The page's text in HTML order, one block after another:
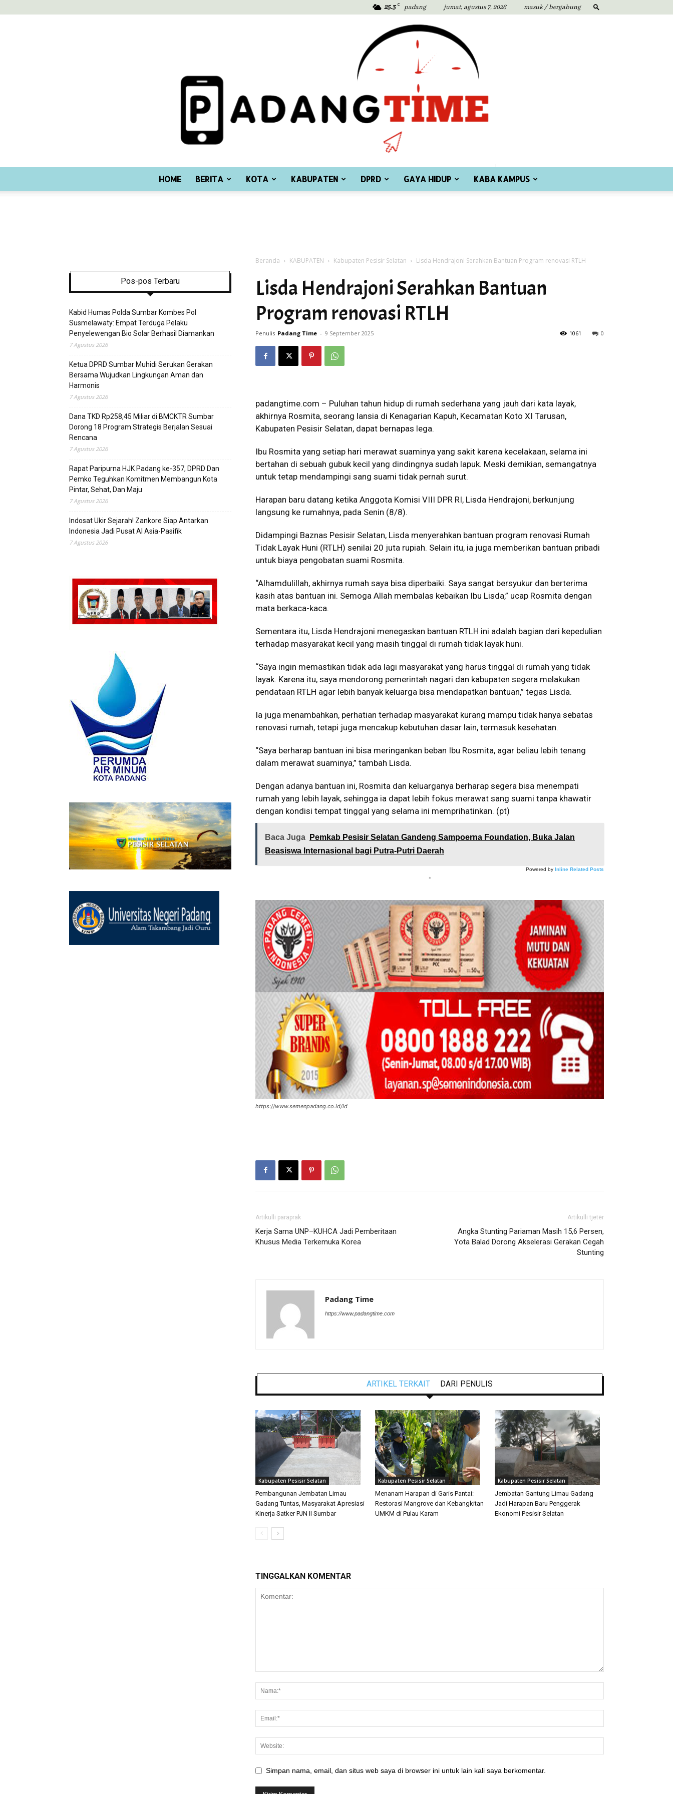
25.3 C padang jumat, agustus 7, 2026 masuk / bergabung
Time
HOME BERITA KOTA KABUPATEN DPRD GAYA HIDUP KABA KAMPUS
Beranda KABUPATEN Kabupaten Pesisir Selatan Lisda Hendrajoni Serahkan Bantuan Program renovasi RTLH
Lisda Hendrajoni Serahkan Bantuan
Program renovasi RTLH
Penulis Padang Time - 9 September 2025 0
1061
padangtime.com – Puluhan tahun hidup di rumah sederhana yang jauh dari kata layak,
akhirnya Rosmita, seorang lansia di Kenagarian Kapuh, Kecamatan Koto XI Tarusan,
Kabupaten Pesisir Selatan, dapat bernapas lega.
Ibu Rosmita yang setiap hari merawat suaminya yang sakit karena kecelakaan, selama ini
bertahan di sebuah gubuk kecil yang dindingnya sudah lapuk. Meski demikian, semangatnya
untuk tetap mendampingi sang suami tidak pernah surut.
Harapan baru datang ketika Anggota Komisi VIII DPR RI, Lisda Hendrajoni, berkunjung
langsung ke rumahnya, pada Senin (8/8).
Didampingi Baznas Pesisir Selatan, Lisda menyerahkan bantuan program renovasi Rumah
Tidak Layak Huni (RTLH) senilai 20 juta rupiah. Selain itu, ia juga memberikan bantuan pribadi
untuk biaya pengobatan suami Rosmita.
“Alhamdulillah, akhirnya rumah saya bisa diperbaiki. Saya sangat bersyukur dan berterima
kasih atas bantuan ini. Semoga Allah membalas kebaikan Ibu Lisda,” ucap Rosmita dengan
mata berkaca-kaca.
Sementara itu, Lisda Hendrajoni menegaskan bantuan RTLH ini adalah bagian dari kepedulian
terhadap masyarakat kecil yang masih tinggal di rumah tidak layak huni.
“Saya ingin memastikan tidak ada lagi masyarakat yang harus tinggal di rumah yang tidak
layak. Karena itu, saya mendorong pemerintah nagari dan kabupaten segera melakukan
pendataan RTLH agar lebih banyak keluarga bisa mendapatkan bantuan,” tegas Lisda.
Ia juga menambahkan, perhatian terhadap masyarakat kurang mampu tidak hanya sebatas
renovasi rumah, tetapi juga mencakup kebutuhan dasar lain, termasuk kesehatan.
“Saya berharap bantuan ini bisa meringankan beban Ibu Rosmita, agar beliau lebih tenang
dalam merawat suaminya,” tambah Lisda.
Dengan adanya bantuan ini, Rosmita dan keluarganya berharap segera bisa menempati
rumah yang lebih layak, sehingga ia dapat lebih fokus merawat sang suami tanpa khawatir
dengan kondisi tempat tinggal yang selama ini memprihatinkan. (pt)
Baca Juga
Pemkab Pesisir Selatan Gandeng Sampoerna Foundation, Buka Jalan
Beasiswa Internasional bagi Putra-Putri Daerah
Powered by Inline Related Posts
*
https://www.semenpadang.co.id/id
Artikulli paraprak
Kerja Sama UNP–KUHCA Jadi Pemberitaan
Khusus Media Terkemuka Korea
Artikulli tjetër
Angka Stunting Pariaman Masih 15,6 Persen,
Yota Balad Dorong Akselerasi Gerakan Cegah
Stunting
Padang Time
https://www.padangtime.com
ARTIKEL TERKAIT DARI PENULIS
Kabupaten Pesisir Selatan
Pembangunan Jembatan Limau
Gadang Tuntas, Masyarakat Apresiasi
Kinerja Satker PJN II Sumbar
Kabupaten Pesisir Selatan
Menanam Harapan di Garis Pantai:
Restorasi Mangrove dan Kebangkitan
UMKM di Pulau Karam
Kabupaten Pesisir Selatan
Jembatan Gantung Limau Gadang
Jadi Harapan Baru Penggerak
Ekonomi Pesisir Selatan
TINGGALKAN KOMENTAR
Simpan nama, email, dan situs web saya di browser ini untuk lain kali saya berkomentar.
Pos-pos Terbaru
Kabid Humas Polda Sumbar Kombes Pol
Susmelawaty: Empat Terduga Pelaku
Penyelewengan Bio Solar Berhasil Diamankan
7 Agustus 2026
Ketua DPRD Sumbar Muhidi Serukan Gerakan
Bersama Wujudkan Lingkungan Aman dan
Harmonis
7 Agustus 2026
Dana TKD Rp258,45 Miliar di BMCKTR Sumbar
Dorong 18 Program Strategis Berjalan Sesuai
Rencana
7 Agustus 2026
Rapat Paripurna HJK Padang ke-357, DPRD Dan
Pemko Teguhkan Komitmen Membangun Kota
Pintar, Sehat, Dan Maju
7 Agustus 2026
Indosat Ukir Sejarah! Zankore Siap Antarkan
Indonesia Jadi Pusat AI Asia-Pasifik
7 Agustus 2026